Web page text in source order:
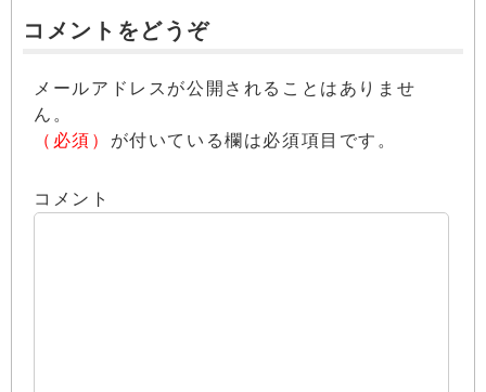
コメントをどうぞ
メールアドレスが公開されることはありませ
ん。
（必須） が付いている欄は必須項目です。
コメント